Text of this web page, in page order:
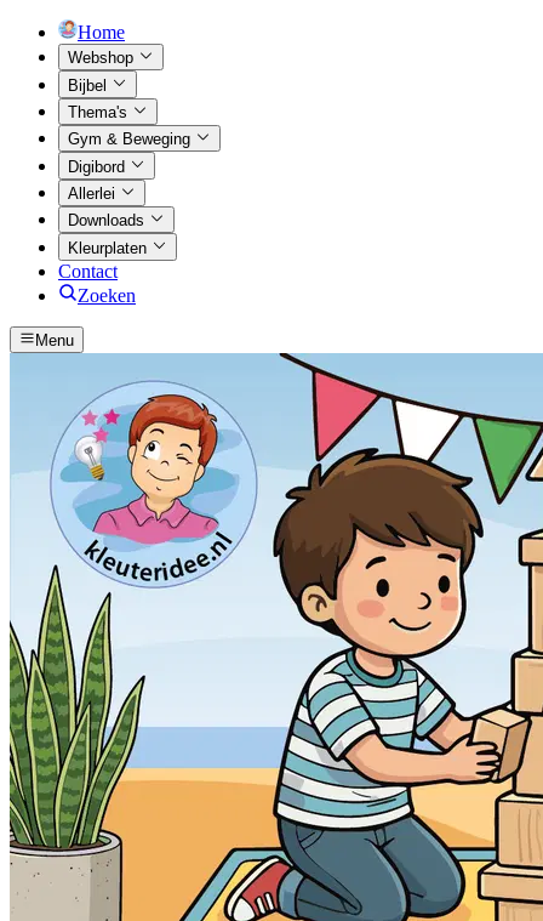
Home
Webshop
Bijbel
Thema's
Gym & Beweging
Digibord
Allerlei
Downloads
Kleurplaten
Contact
Zoeken
Menu